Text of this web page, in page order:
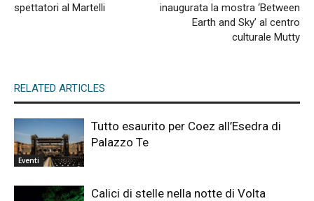
spettatori al Martelli
inaugurata la mostra ‘Between
Earth and Sky’ al centro
culturale Mutty
RELATED ARTICLES
Eventi
Tutto esaurito per Coez all’Esedra di
Palazzo Te
Calici di stelle nella notte di Volta